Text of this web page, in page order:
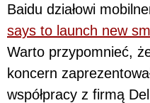
Baidu działowi
says to launch new
Warto przypomnieć,
koncern
współpracy z firmą